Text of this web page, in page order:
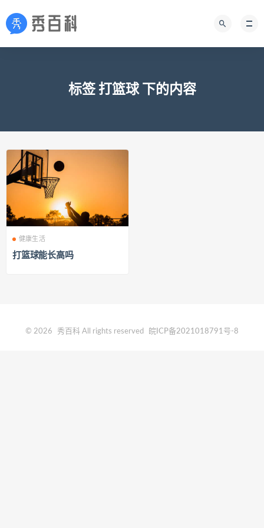
标签 打篮球 下的内容
健康生活
打篮球能长高吗
© 2026 秀百科 All rights reserved 皖ICP备2021018791号-8